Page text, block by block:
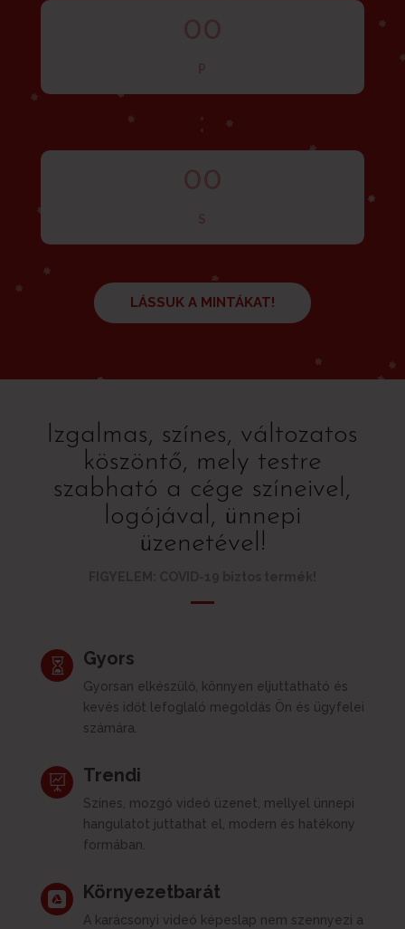
LÁSSUK A MINTÁKAT!
Izgalmas, színes, változatos
köszöntő, mely testre
szabható a cége színeivel,
logójával, ünnepi
üzenetével!
 Gyors
Gyorsan elkészülő, könnyen eljuttatható és
kevés időt lefoglaló megoldás Ön és ügyfelei
számára.
 Trendi
Színes, mozgó videó üzenet, mellyel ünnepi
hangulatot juttathat el, modern és hatékony
formában.
 Környezetbarát
A karácsonyi videó képeslap nem szennyezi a